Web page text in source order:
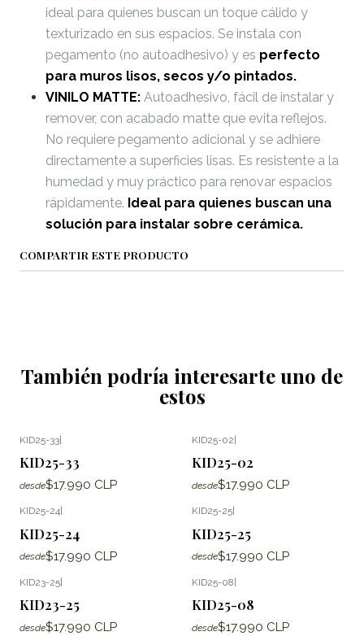
ideal para quienes buscan un toque cálido y
texturizado en sus espacios. Se instala con
pegamento (no autoadhesivo) y es perfecto
para muros lisos, secos y/o pintados.
VINILO MATTE: Autoadhesivo, fácil de instalar y
remover, con acabado matte que evita reflejos.
No requiere pegamento adicional y se adhiere
directamente a superficies lisas. Es resistente a la
humedad y muy práctico para renovar espacios
rápidamente. Ideal para quienes buscan una
solución para instalar sobre cerámica.
COMPARTIR ESTE PRODUCTO
También podría interesarte uno de
estos
KID25-33
KID25-33
desde$17.990 CLP
KID25-02
KID25-02
desde$17.990 CLP
KID25-24
KID25-24
desde$17.990 CLP
KID25-25
KID25-25
desde$17.990 CLP
KID23-25|
KID23-25
desde$17.990 CLP
KID25-08|
KID25-08
desde$17.990 CLP